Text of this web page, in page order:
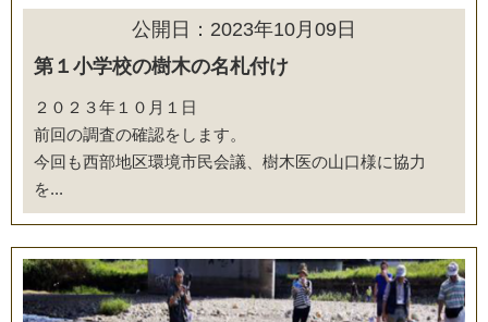
公開日：2023年10月09日
第１小学校の樹木の名札付け
２０２３年１０月１日
前回の調査の確認をします。
今回も西部地区環境市民会議、樹木医の山口様に協力
を...